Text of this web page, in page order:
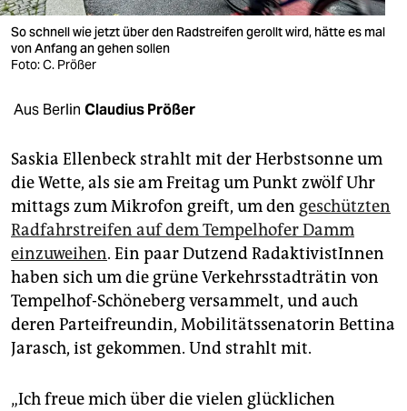
verlag
verlag
shop
fragen & hilfe
unterstützen
abo
genossenschaft
epaper login
So schnell wie jetzt über den Radstreifen gerollt wird, hätte es mal
von Anfang an gehen sollen
Foto: C. Prößer
Aus Berlin Claudius Prößer
Saskia Ellenbeck strahlt mit der Herbstsonne um
die Wette, als sie am Freitag um Punkt zwölf Uhr
mittags zum Mikrofon greift, um den geschützten
Radfahrstreifen auf dem Tempelhofer Damm
einzuweihen. Ein paar Dutzend RadaktivistInnen
haben sich um die grüne Verkehrsstadträtin von
Tempelhof-Schöneberg versammelt, und auch
deren Parteifreundin, Mobilitätssenatorin Bettina
Jarasch, ist gekommen. Und strahlt mit.
„Ich freue mich über die vielen glücklichen